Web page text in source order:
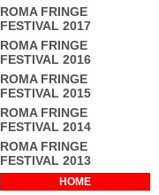
ROMA FRINGE
FESTIVAL 2017
ROMA FRINGE
FESTIVAL 2016
ROMA FRINGE
FESTIVAL 2015
ROMA FRINGE
FESTIVAL 2014
ROMA FRINGE
FESTIVAL 2013
HOME